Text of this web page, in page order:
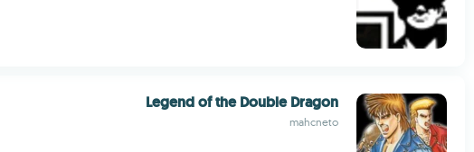
Legend of the Double Dragon
mahcneto